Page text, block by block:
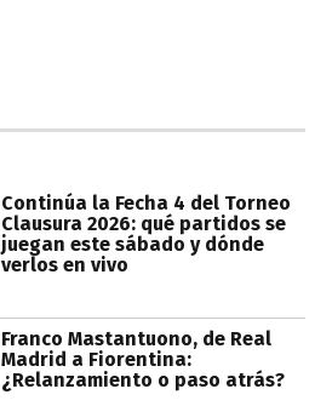
Continúa la Fecha 4 del Torneo
Clausura 2026: qué partidos se
juegan este sábado y dónde
verlos en vivo
Franco Mastantuono, de Real
Madrid a Fiorentina:
¿Relanzamiento o paso atrás?